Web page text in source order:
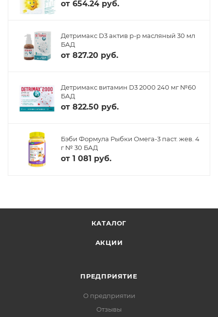
от 654.24 руб.
Детримакс D3 актив р-р масляный 30 мл
БАД
от 827.20 руб.
Детримакс витамин D3 2000 240 мг №60
БАД
от 822.50 руб.
Бэби Формула Рыбки Омега-3 паст. жев. 4
г № 30 БАД
от 1 081 руб.
КАТАЛОГ
АКЦИИ
ПРЕДПРИЯТИЕ
О предприятии
Отзывы